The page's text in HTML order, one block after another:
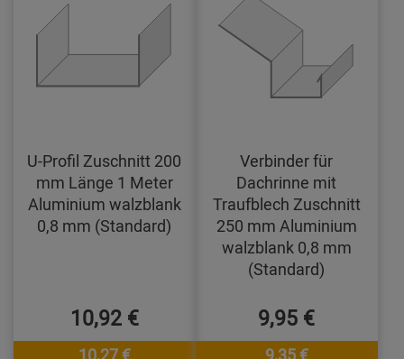
U-Profil Zuschnitt 200
mm Länge 1 Meter
Aluminium walzblank
0,8 mm (Standard)
10,92 €
Verbinder für
Dachrinne mit
Traufblech Zuschnitt
250 mm Aluminium
walzblank 0,8 mm
(Standard)
9,95 €